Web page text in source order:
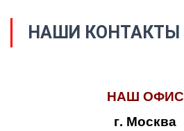
НАШИ КОНТАКТЫ
НАШ ОФИС
г. Москва